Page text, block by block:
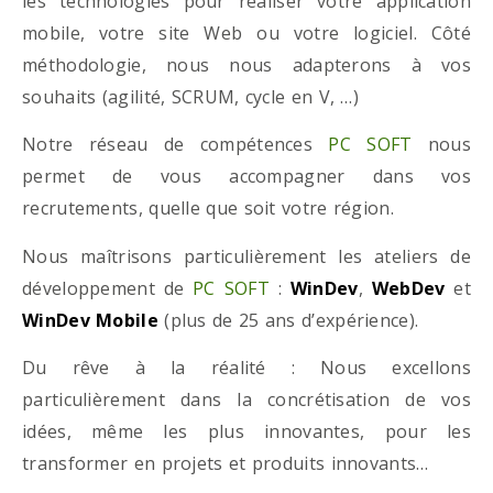
mobile, votre site Web ou votre logiciel. Côté
méthodologie, nous nous adapterons à vos
souhaits (agilité, SCRUM, cycle en V, …)
Notre réseau de compétences PC SOFT nous
permet de vous accompagner dans vos
recrutements, quelle que soit votre région.
Nous maîtrisons particulièrement les ateliers de
développement de PC SOFT : WinDev, WebDev et
WinDev Mobile (plus de 25 ans d’expérience).
Du rêve à la réalité : Nous excellons
particulièrement dans la concrétisation de vos
idées, même les plus innovantes, pour les
transformer en projets et produits innovants…